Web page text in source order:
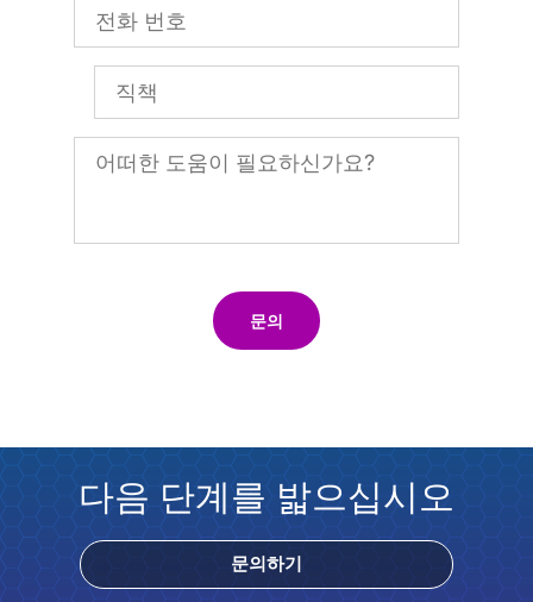
문의
다음 단계를 밟으십시오
문의하기